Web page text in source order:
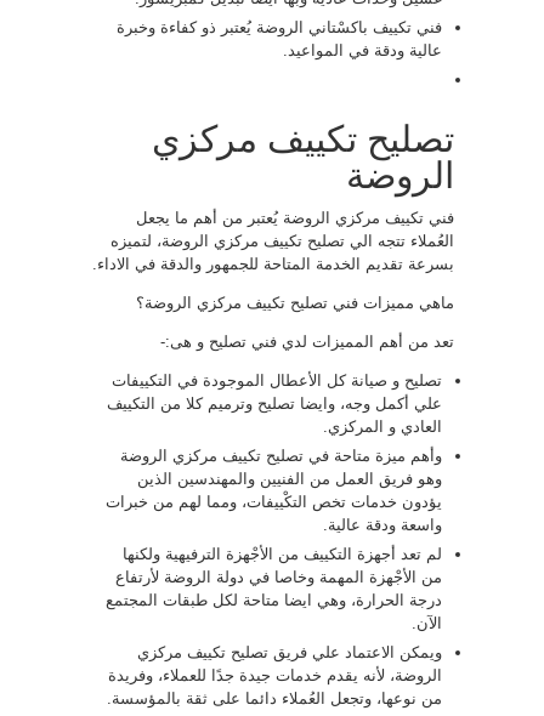
فني تكييف باكسْتاني الروضة يُعتبر ذو كفاءة وخبرة
عالية ودقة في المواعيد.
تصليح تكييف مركزي
الروضة
فني تكييف مركزي الروضة يُعتبر من أهم ما يجعل
العُملاء تتجه الي تصليح تكييف مركزي الروضة، لتميزه
بسرعة تقديم الخدمة المتاحة للجمهور والدقة في الاداء.
ماهي مميزات فني تصليح تكييف مركزي الروضة؟
تعد من أهم المميزات لدي فني تصليح و هى:-
تصليح و صيانة كل الأعطال الموجودة في التكييفات
علي أكمل وجه، وايضا تصليح وترميم كلا من التكييف
العادي و المركزي.
وأهم ميزة متاحة في تصليح تكييف مركزي الروضة
وهو فريق العمل من الفنيين والمهندسين الذين
يؤدون خدمات تخص التكْييفات، ومما لهم من خبرات
واسعة ودقة عالية.
لم تعد أجهزة التكييف من الأجْهزة الترفيهية ولكنها
من الأجْهزة المهمة وخاصا في دولة الروضة لأرتفاع
درجة الحرارة، وهي ايضا متاحة لكل طبقات المجتمع
الآن.
ويمكن الاعتماد علي فريق تصليح تكييف مركزي
الروضة، لأنه يقدم خدمات جيدة جدًا للعملاء، وفريدة
من نوعها، وتجعل العُملاء دائما على ثقة بالمؤسسة.